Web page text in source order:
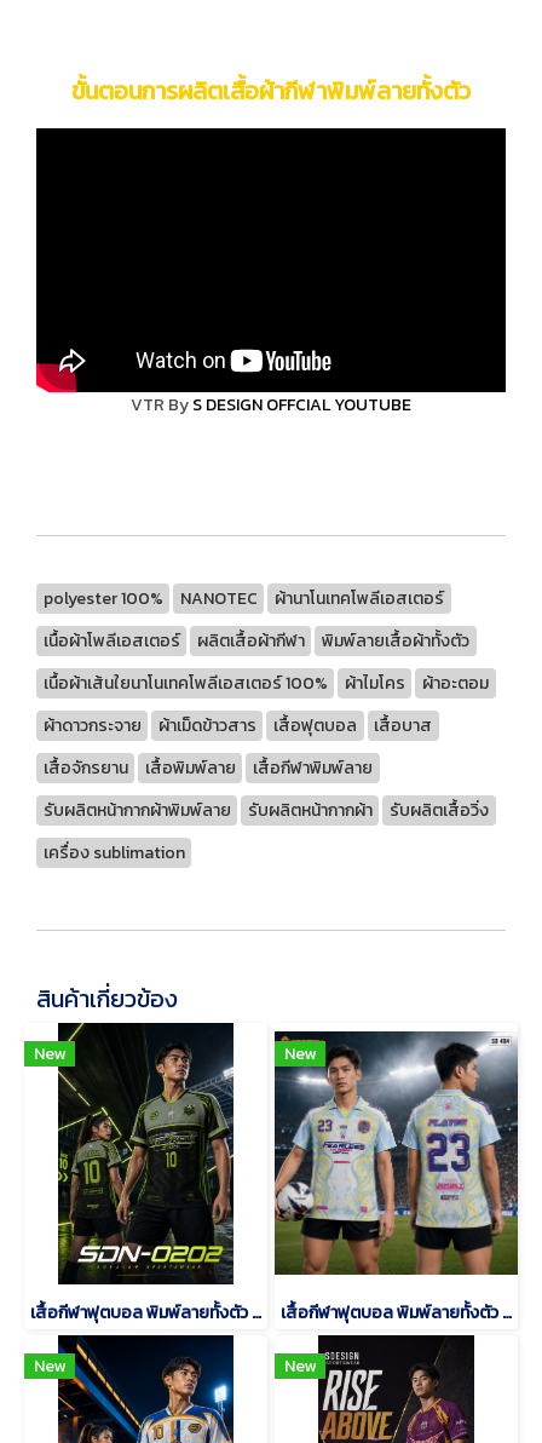
ขั้นตอนการผลิตเสื้อผ้ากีฬาพิมพ์ลายทั้งตัว
VTR ByS DESIGN OFFCIAL YOUTUBE
polyester 100% NANOTEC
ผ้านาโนเทคโพลีเอสเตอร์
เนื้อผ้าโพลีเอสเตอร์
ผลิตเสื้อผ้ากีฬา
พิมพ์ลายเสื้อผ้าทั้งตัว
เนื้อผ้าเส้นใยนาโนเทคโพลีเอสเตอร์ 100%
ผ้าไมโคร
ผ้าอะตอม
ผ้าดาวกระจาย
ผ้าเม็ดข้าวสาร เสื้อฟุตบอล
เสื้อบาส
เสื้อจักรยาน
เสื้อพิมพ์ลาย
เสื้อกีฬาพิมพ์ลาย
รับผลิตหน้ากากผ้าพิมพ์ลาย
รับผลิตหน้ากากผ้า
รับผลิตเสื้อวิ่ง
เครื่อง sublimation
สินค้าเกี่ยวข้อง
New
เสื้อกีฬาฟุตบอล พิมพ์ลายทั้งตัว เนื้อผ้า "นาโนเทค"SDN-0202
New
เสื้อกีฬาฟุตบอล พิมพ์ลายทั้งตัว เนื้อผ้า "นาโนเทค"SD-484
New New